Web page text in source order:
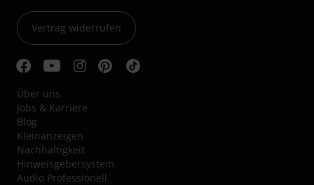
Vertrag widerrufen
Über uns
Jobs & Karriere
Blog
Kleinanzeigen
Nachhaltigkeit
Hinweisgebersystem
Audio Professionell